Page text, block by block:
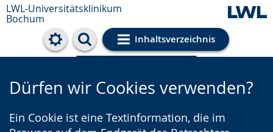
LWL-Universitätsklinikum
Bochum
Inhaltsverzeichnis
Cookie-Einstellungen
Dürfen wir Cookies verwenden?
Ein Cookie ist eine Textinformation, die im